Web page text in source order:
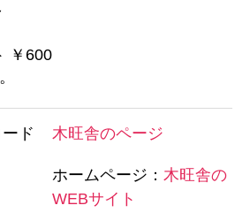
￥600
ド 木旺舎のページ
ホームページ： 木旺舎の
WEBサイト